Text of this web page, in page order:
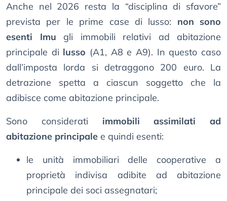
Anche nel 2026 resta la “disciplina di sfavore”
prevista per le prime case di lusso: non sono
esenti Imu gli immobili relativi ad abitazione
principale di lusso (A1, A8 e A9). In questo caso
dall’imposta lorda si detraggono 200 euro. La
detrazione spetta a ciascun soggetto che la
adibisce come abitazione principale.
Sono considerati immobili assimilati ad
abitazione principale e quindi esenti:
le unità immobiliari delle cooperative a
proprietà indivisa adibite ad abitazione
principale dei soci assegnatari;